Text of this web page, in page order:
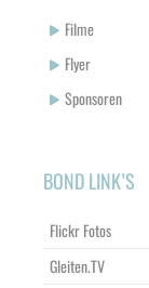
Filme
Flyer
Sponsoren
BOND LINK’S
Flickr Fotos
Gleiten.TV